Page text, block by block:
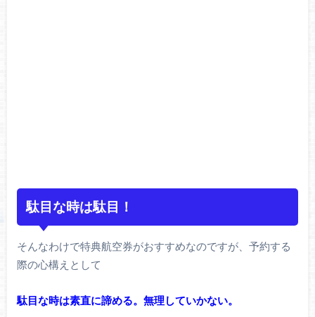
駄目な時は駄目！
そんなわけで特典航空券がおすすめなのですが、予約する
際の心構えとして
駄目な時は素直に諦める。無理していかない。